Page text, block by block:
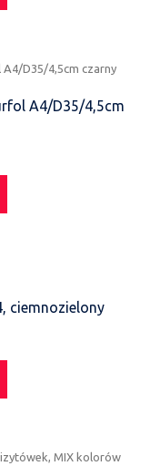
A4/D35/4,5cm
ciemnozielony